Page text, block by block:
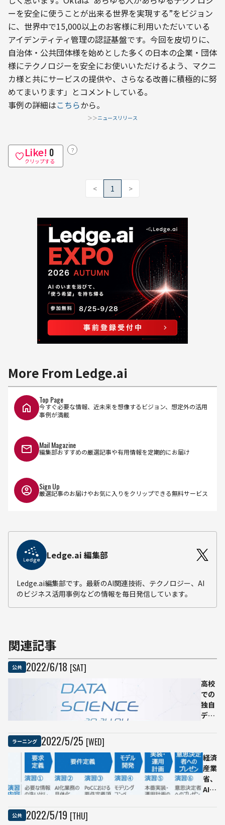
ーを安全に使うことが出来る世界を実現する”をビジョン
に、世界中で15,000以上のお客様に利用いただいている
アイデンティティ管理の認証基盤です。今回を皮切りに、
自治体・公共団体様を始めとした多くの日本の企業・団体
様にテクノロジーを安全にお使いいただけるよう、マクニ
カ様と共にサービスの提供や、さらなる改善に積極的に努
めてまいります」とコメントしている。
事例の詳細はこちらから。
＞＞ニュースリリース
Like! 0
クリップする
？
< 1 >
More From Ledge.ai
Top Page
今すぐ必要な情報、近未来を想像するビジョン、想定外の活用
事例が満載
Mail Magazine
編集部おすすめの厳選記事や有用情報を定期的にお届け
Sign Up
厳選記事のお届けやお気に入りをクリップできる無料サービス
Ledge.ai 編集部
Ledge.ai編集部です。最新のAI関連技術、テクノロジー、AI
のビジネス活用事例などの情報を毎日発信しています。
関連記事
公共 2022/6/18 [SAT]
高校
での
独自
デー
教育
増え
る 聖
徳学
ラーニング 2022/5/25 [WED]
経済
産業
省、
AI人
公共 2022/5/19 [THU]